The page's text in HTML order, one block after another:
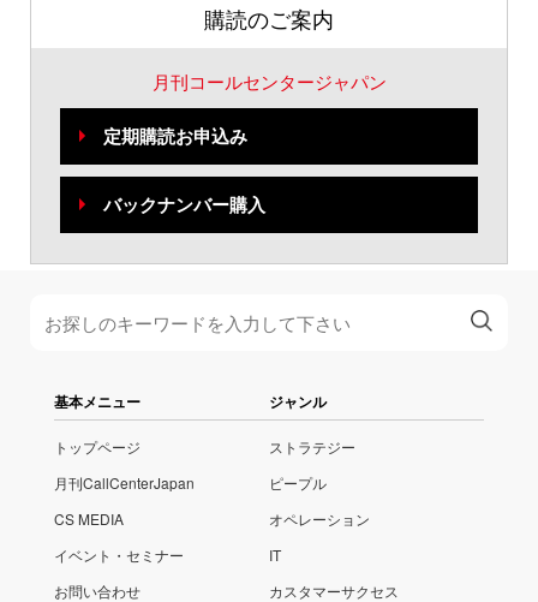
購読のご案内
月刊コールセンタージャパン
定期購読お申込み
バックナンバー購入
基本メニュー
トップページ
月刊CallCenterJapan
CS MEDIA
イベント・セミナー
お問い合わせ
ジャンル
ストラテジー
ピープル
オペレーション
IT
カスタマーサクセス